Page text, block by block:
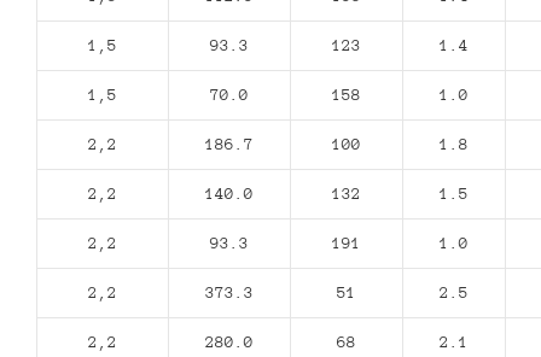
1,5 93.3 123 1.4
1,5 70.0 158 1.0
2,2 186.7 100 1.8
2,2 140.0 132 1.5
2,2 93.3 191 1.0
2,2 373.3 51 2.5
2,2 280.0 68 2.1